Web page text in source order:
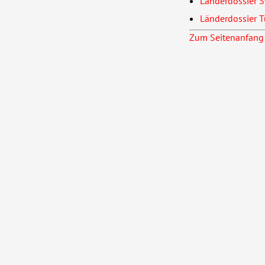
Länderdossier
Zum Seitenanfang